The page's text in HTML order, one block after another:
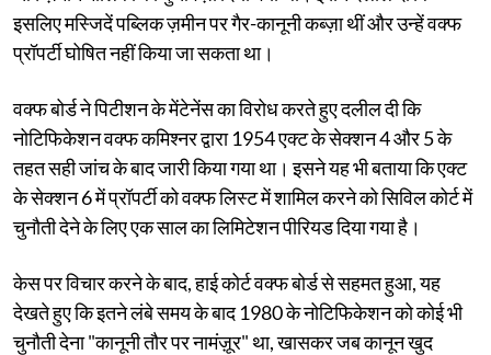
इसलिए मस्जिदें पब्लिक ज़मीन पर गैर-कानूनी कब्ज़ा थीं और उन्हें वक्फ
प्रॉपर्टी घोषित नहीं किया जा सकता था।
वक्फ बोर्ड ने पिटीशन के मेंटेनेंस का विरोध करते हुए दलील दी कि
नोटिफिकेशन वक्फ कमिश्नर द्वारा 1954 एक्ट के सेक्शन 4 और 5 के
तहत सही जांच के बाद जारी किया गया था। इसने यह भी बताया कि एक्ट
के सेक्शन 6 में प्रॉपर्टी को वक्फ लिस्ट में शामिल करने को सिविल कोर्ट में
चुनौती देने के लिए एक साल का लिमिटेशन पीरियड दिया गया है।
केस पर विचार करने के बाद, हाई कोर्ट वक्फ बोर्ड से सहमत हुआ, यह
देखते हुए कि इतने लंबे समय के बाद 1980 के नोटिफिकेशन को कोई भी
चुनौती देना "कानूनी तौर पर नामंज़ूर" था, खासकर जब कानून खुद